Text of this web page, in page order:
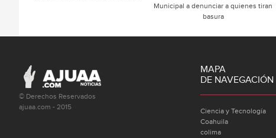
Municipal a denunciar a quienes tiran
basura
© Derechos Reservados
ajuaa.com - 2015
MAPA
DE NAVEGACIÓN
Ciencia y Tecnología
Coahuila
colima